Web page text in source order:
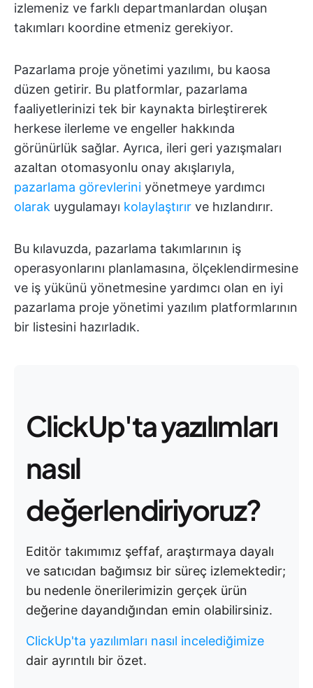
izlemeniz ve farklı departmanlardan oluşan
takımları koordine etmeniz gerekiyor.
Pazarlama proje yönetimi yazılımı, bu kaosa
düzen getirir. Bu platformlar, pazarlama
faaliyetlerinizi tek bir kaynakta birleştirerek
herkese ilerleme ve engeller hakkında
görünürlük sağlar. Ayrıca, ileri geri yazışmaları
azaltan otomasyonlu onay akışlarıyla,
pazarlama görevlerini yönetmeye yardımcı
olarak uygulamayı kolaylaştırır ve hızlandırır.
Bu kılavuzda, pazarlama takımlarının iş
operasyonlarını planlamasına, ölçeklendirmesine
ve iş yükünü yönetmesine yardımcı olan en iyi
pazarlama proje yönetimi yazılım platformlarının
bir listesini hazırladık.
ClickUp'ta yazılımları
nasıl
değerlendiriyoruz?
Editör takımımız şeffaf, araştırmaya dayalı
ve satıcıdan bağımsız bir süreç izlemektedir;
bu nedenle önerilerimizin gerçek ürün
değerine dayandığından emin olabilirsiniz.
ClickUp'ta yazılımları nasıl incelediğimize
dair ayrıntılı bir özet.